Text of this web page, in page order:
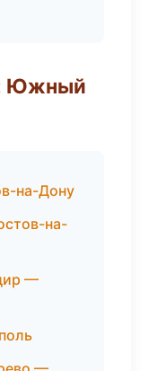
Южный
на-Дону
на-
—